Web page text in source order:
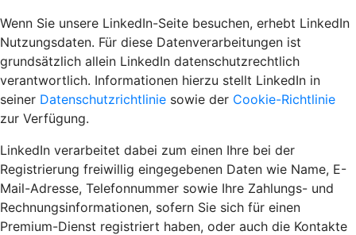
Wenn Sie unsere LinkedIn-Seite besuchen, erhebt LinkedIn
Nutzungsdaten. Für diese Datenverarbeitungen ist
grundsätzlich allein LinkedIn datenschutzrechtlich
verantwortlich. Informationen hierzu stellt LinkedIn in
seiner Datenschutzrichtlinie sowie der Cookie-Richtlinie
zur Verfügung.
LinkedIn verarbeitet dabei zum einen Ihre bei der
Registrierung freiwillig eingegebenen Daten wie Name, E-
Mail-Adresse, Telefonnummer sowie Ihre Zahlungs- und
Rechnungsinformationen, sofern Sie sich für einen
Premium-Dienst registriert haben, oder auch die Kontakte